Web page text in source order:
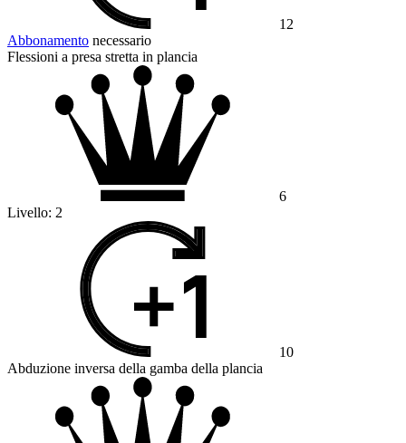
12
Abbonamento necessario
Flessioni a presa stretta in plancia
6
Livello: 2
10
Abduzione inversa della gamba della plancia